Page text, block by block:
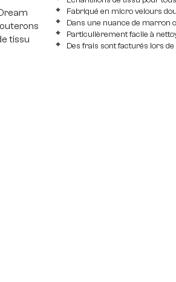
Fabriqué en micro velours
Dans une nuance de marron
Particulièrement facile à
Des frais sont facturés lors
tissu